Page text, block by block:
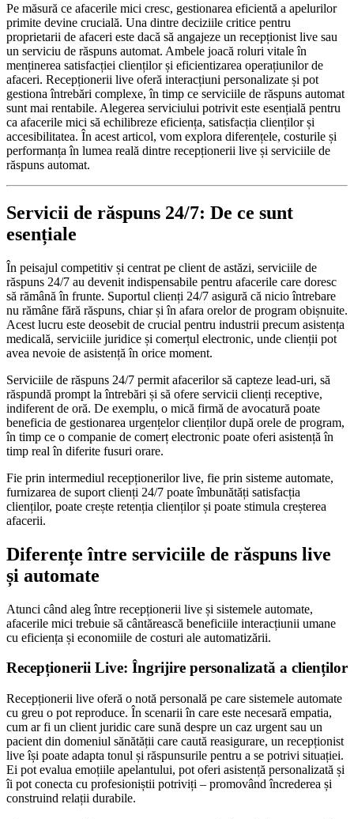
Pe măsură ce afacerile mici cresc, gestionarea eficientă a apelurilor
primite devine crucială. Una dintre deciziile critice pentru
proprietarii de afaceri este dacă să angajeze un recepționist live sau
un serviciu de răspuns automat. Ambele joacă roluri vitale în
menținerea satisfacției clienților și eficientizarea operațiunilor de
afaceri. Recepționerii live oferă interacțiuni personalizate și pot
gestiona întrebări complexe, în timp ce serviciile de răspuns automat
sunt mai rentabile. Alegerea serviciului potrivit este esențială pentru
ca afacerile mici să echilibreze eficiența, satisfacția clienților și
accesibilitatea. În acest articol, vom explora diferențele, costurile și
performanța în lumea reală dintre recepționerii live și serviciile de
răspuns automat.
Servicii de răspuns 24/7: De ce sunt
esențiale
În peisajul competitiv și centrat pe client de astăzi, serviciile de
răspuns 24/7 au devenit indispensabile pentru afacerile care doresc
să rămână în frunte. Suportul clienți 24/7 asigură că nicio întrebare
nu rămâne fără răspuns, chiar și în afara orelor de program obișnuite.
Acest lucru este deosebit de crucial pentru industrii precum asistența
medicală, serviciile juridice și comerțul electronic, unde clienții pot
avea nevoie de asistență în orice moment.
Serviciile de răspuns 24/7 permit afacerilor să capteze lead-uri, să
răspundă prompt la întrebări și să ofere servicii clienți receptive,
indiferent de oră. De exemplu, o mică firmă de avocatură poate
beneficia de gestionarea urgențelor clienților după orele de program,
în timp ce o companie de comerț electronic poate oferi asistență în
timp real în diferite fusuri orare.
Fie prin intermediul recepționerilor live, fie prin sisteme automate,
furnizarea de suport clienți 24/7 poate îmbunătăți satisfacția
clienților, poate crește retenția clienților și poate stimula creșterea
afacerii.
Diferențe între serviciile de răspuns live
și automate
Atunci când aleg între recepționerii live și sistemele automate,
afacerile mici trebuie să cântărească beneficiile interacțiunii umane
cu eficiența și economiile de costuri ale automatizării.
Recepționerii Live: Îngrijire personalizată a clienților
Recepționerii live oferă o notă personală pe care sistemele automate
cu greu o pot reproduce. În scenarii în care este necesară empatia,
cum ar fi un client juridic care sună despre un caz urgent sau un
pacient din domeniul sănătății care caută reasigurare, un recepționist
live își poate adapta tonul și răspunsurile pentru a se potrivi situației.
Ei pot evalua emoțiile apelantului, pot oferi asistență personalizată și
îi pot conecta cu profesioniștii potriviți – promovând încrederea și
construind relații durabile.